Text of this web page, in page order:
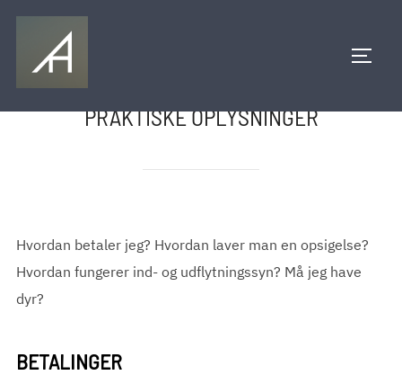
Videre
indhold
PRAKTISKE OPLYSNINGER
Hvordan betaler jeg? Hvordan laver man en opsigelse?
Hvordan fungerer ind- og udflytningssyn? Må jeg have
dyr?
BETALINGER